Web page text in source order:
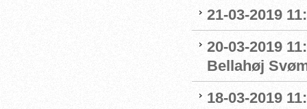
21-03-2019
20-03-2019
Bellahøj
18-03-2019